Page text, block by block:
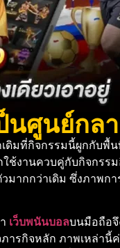
นศูนย์กล
มที่กิจกรรมนี้ผูกกับพื้
งานควบคู่กับกิจกรรม
มากกว่าเดิม ซึ่งภาพ
เว็บพนันบอลบนมือถือจึ
ารกิจหลัก ภาพเหล่านี้